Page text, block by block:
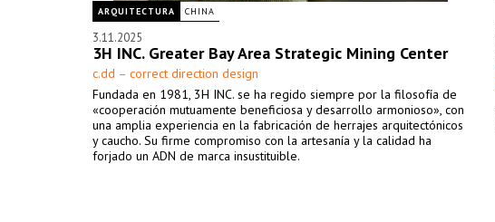
ARQUITECTURA CHINA
3.11.2025
3H INC. Greater Bay Area Strategic Mining Center
c.dd – correct direction design
Fundada en 1981, 3H INC. se ha regido siempre por la filosofía de
«cooperación mutuamente beneficiosa y desarrollo armonioso», con
una amplia experiencia en la fabricación de herrajes arquitectónicos
y caucho. Su firme compromiso con la artesanía y la calidad ha
forjado un ADN de marca insustituible.